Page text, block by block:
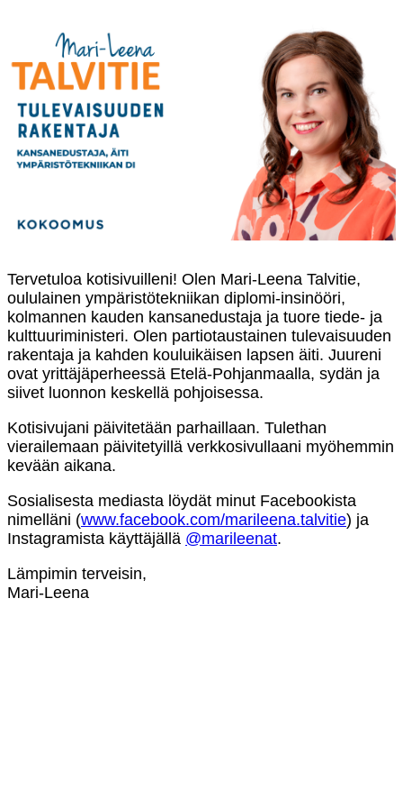
Tervetuloa kotisivuilleni! Olen Mari-Leena Talvitie,
oululainen ympäristötekniikan diplomi-insinööri,
kolmannen kauden kansanedustaja ja tuore tiede- ja
kulttuuriministeri. Olen partiotaustainen tulevaisuuden
rakentaja ja kahden kouluikäisen lapsen äiti. Juureni
ovat yrittäjäperheessä Etelä-Pohjanmaalla, sydän ja
siivet luonnon keskellä pohjoisessa.
Kotisivujani päivitetään parhaillaan. Tulethan
vierailemaan päivitetyillä verkkosivullaani myöhemmin
kevään aikana.
Sosialisesta mediasta löydät minut Facebookista
nimelläni (www.facebook.com/marileena.talvitie) ja
Instagramista käyttäjällä @marileenat.
Lämpimin terveisin,
Mari-Leena